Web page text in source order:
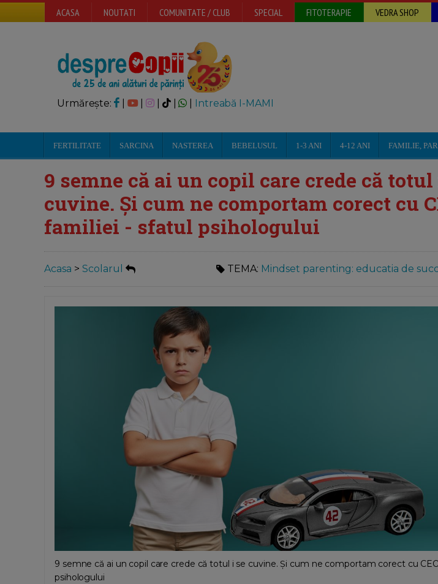
ACASA NOUTATI COMUNITATE / CLUB SPECIAL FITOTERAPIE VEDRA SHOP
Urmărește: | | Intreabă I-MAMI
FERTILITATE SARCINA NASTEREA BEBELUSUL 1-3 ANI 4-12 ANI FAMILIE,
9 semne că ai un copil care crede că totul
cuvine. Și cum ne comportam corect cu
familiei - sfatul psihologului
Acasa > Scolarul TEMA: Mindset parenting: educatia de
9 semne că ai un copil care crede că totul i se cuvine. Și cum ne comportam corect cu
psihologului